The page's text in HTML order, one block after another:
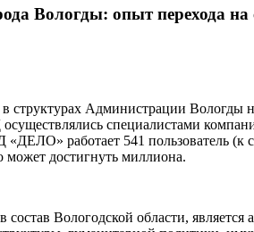
Вологды: опыт перехода на
структурах Администрации
специалистами
работает 541 пользователь
может достигнуть миллиона.
состав Вологодской области,